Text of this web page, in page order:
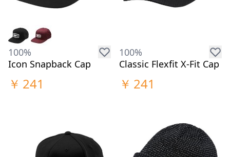
100%
Icon Snapback Cap
￥ 241
100%
Classic Flexfit X-Fit Cap
￥ 241